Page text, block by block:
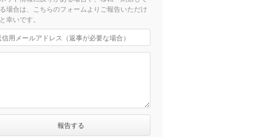
場合は、こちらのフォームよりご報告いただけ
幸いです。